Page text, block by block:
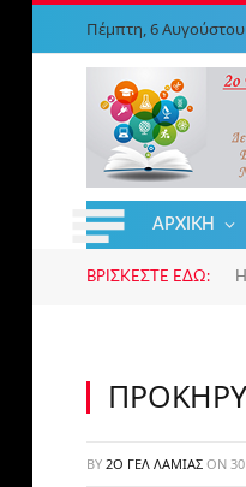
Πέμπτη, 6
ΑΡΧΙΚΉ
ΒΡΊΣΚΕΣΤΕ ΕΔΏ:
BY 2Ο ΓΕΛ ΛΑΜΊΑΣ ON